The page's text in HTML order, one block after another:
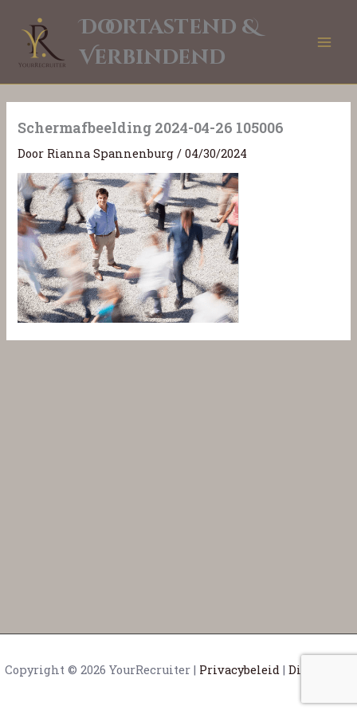
naar
inhoud
Doortastend &
Verbindend
Schermafbeelding 2024-04-26 105006
Door Rianna Spannenburg/04/30/2024
Copyright © 2026 YourRecruiter | Privacybeleid| Disclaimer